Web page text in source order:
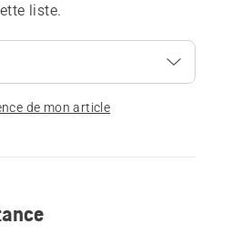
liste.
de mon article